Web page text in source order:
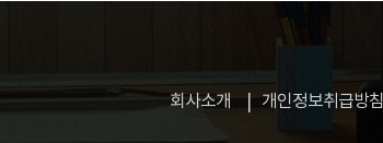
회사소개 개인정보취급방침